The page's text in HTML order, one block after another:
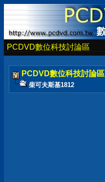
PCDVD數位科技討論區
PCDVD數位科技討論區
柴可夫斯基1812